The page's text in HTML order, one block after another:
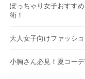
ぽっちゃり女子おすす
術！
大人女子向けファッシ
小胸さん必見！夏コー